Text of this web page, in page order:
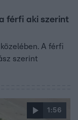
férfi aki szerint
A férfi
szerint
1:56